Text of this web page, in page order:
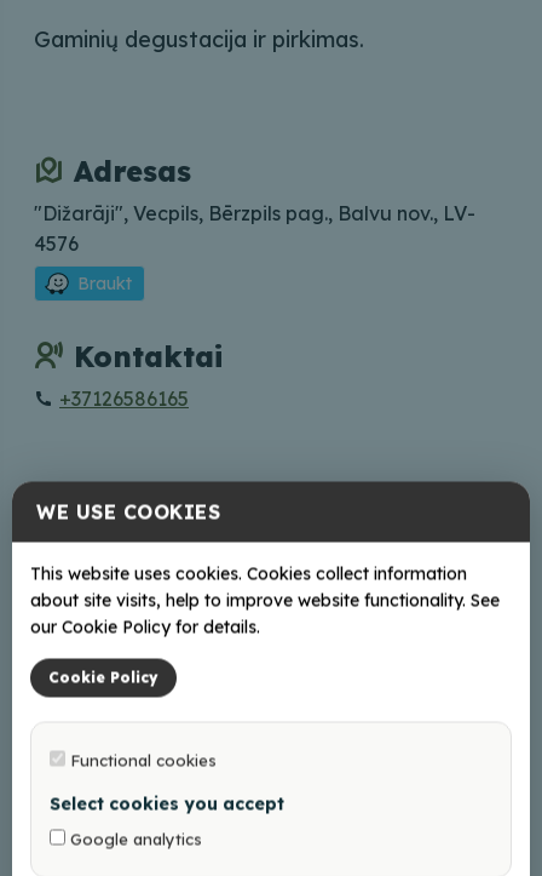
Gaminių degustacija ir pirkimas.
Adresas
"Dižarāji", Vecpils, Bērzpils pag., Balvu nov., LV-
4576
Braukt
Kontaktai
+37126586165
+
−
WE USE COOKIES
This website uses cookies. Cookies collect information
about site visits, help to improve website functionality. See
our Cookie Policy for details.
Cookie Policy
Functional cookies
Select cookies you accept
Google analytics